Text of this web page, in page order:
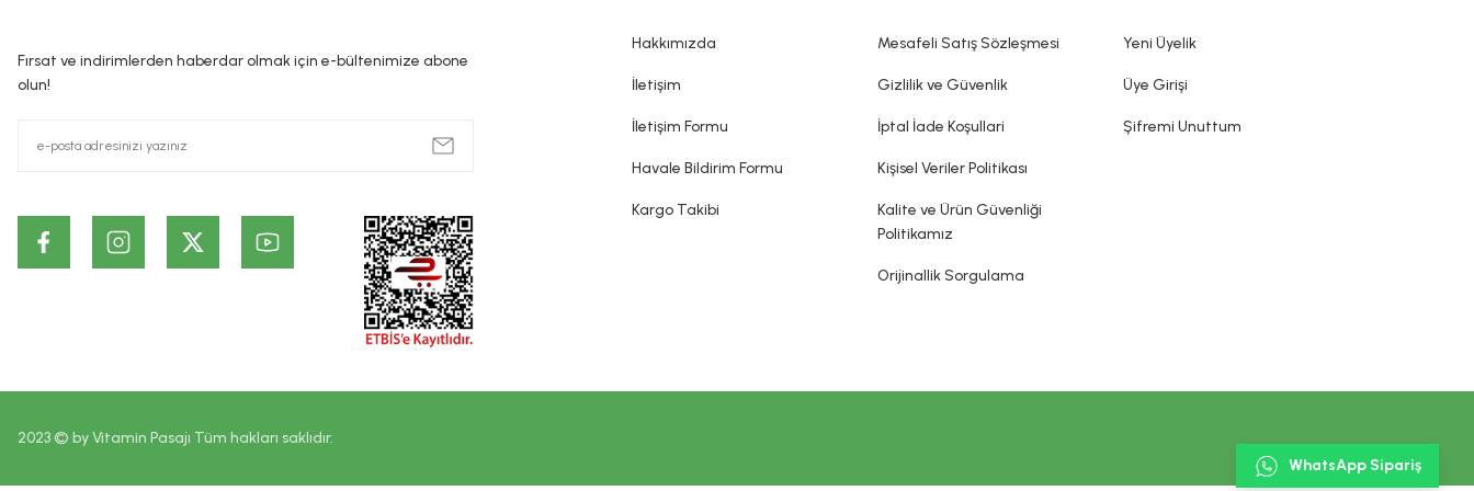
ürünlerin cildin alt tabakalarında ve kalıcı olarak etki ettiği iddia edilemez. Sitemizde belirtilen açıklamalar, üretici, ithalatçı firmaların sunduğu ürün etiketi, broşür gibi bilgi ve belgelere
dayanmaktadır. Bu bilgiler ürünlerin vaad edilen etkilerinin kesin olarak gerçekleşeceği ya da yan etkileri olmadığı anlamını taşımaz.
Fırsat ve indirimlerden haberdar olmak için e-bültenimize abone
olun!
Hakkımızda
İletişim
İletişim Formu
Havale Bildirim Formu
Kargo Takibi
Mesafeli Satış Sözleşmesi
Gizlilik ve Güvenlik
İptal İade Koşullari
Kişisel Veriler Politikası
Kalite ve Ürün Güvenliği
Politikamız
Orijinallik Sorgulama
Yeni Üyelik
Üye Girişi
Şifremi Unuttum
2023 © by Vitamin Pasajı Tüm hakları saklıdır.
WhatsApp Sipariş